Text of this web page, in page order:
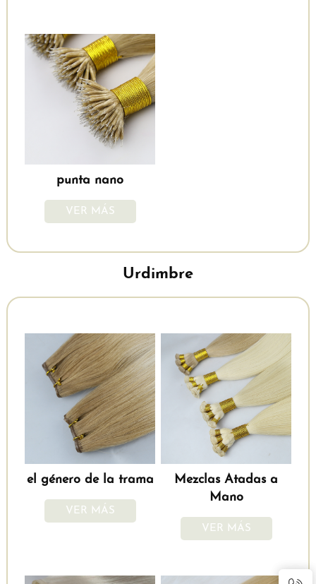
punta nano
VER MÁS
Urdimbre
el género de la trama
VER MÁS
Mezclas Atadas a
Mano
VER MÁS